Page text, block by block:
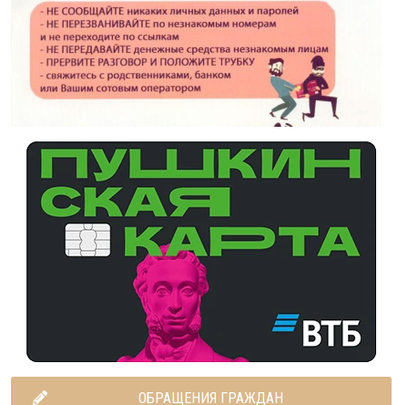
ОБРАЩЕНИЯ ГРАЖДАН